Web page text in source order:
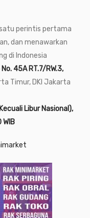
perintis pertama
dan menawarkan
di Indonesia
45A RT.7/RW.3,
Timur, DKI Jakarta
Libur Nasional),